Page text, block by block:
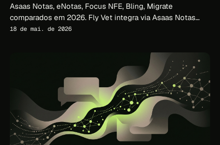
Asaas Notas, eNotas, Focus NFE, Bling, Migrate
comparados em 2026. Fly Vet integra via Asaas Notas
(gap real).
18 de mai. de 2026